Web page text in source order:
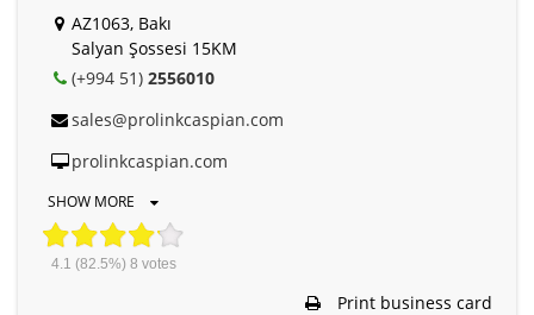
AZ1063, Bakı
Salyan Şossesi 15KM
(+994 51) 2556010
sales@prolinkcaspian.com
prolinkcaspian.com
SHOW MORE
4.1 (82.5%) 8 votes
Print business card